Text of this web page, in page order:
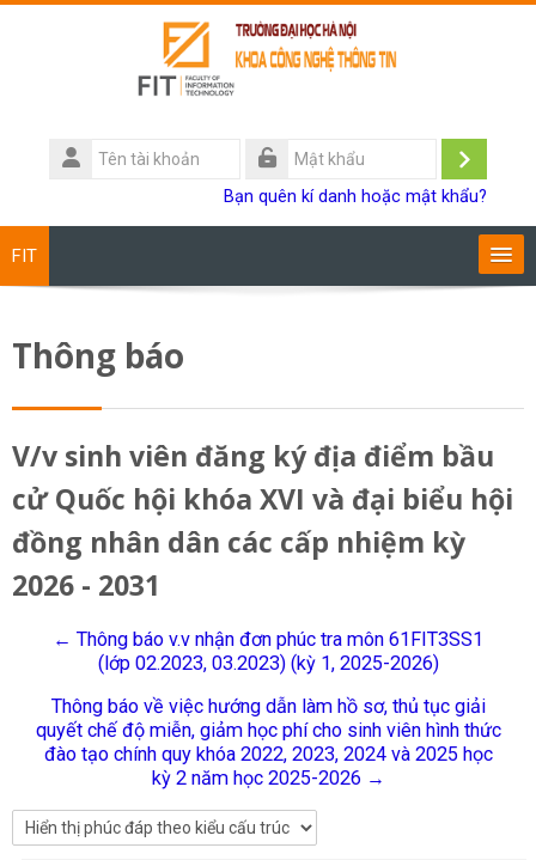
Tên
tài
Đăng
Bạn quên kí danh hoặc mật khẩu?
FIT
Giảng viên
Sinh viên
Research
Tiếng Việt
kiếm
khoá
Thông báo
V/v sinh viên đăng ký địa điểm bầu
cử Quốc hội khóa XVI và đại biểu hội
đồng nhân dân các cấp nhiệm kỳ
2026 - 2031
← Thông báo v.v nhận đơn phúc tra môn 61FIT3SS1
(lớp 02.2023, 03.2023) (kỳ 1, 2025-2026)
Thông báo về việc hướng dẫn làm hồ sơ, thủ tục giải
quyết chế độ miễn, giảm học phí cho sinh viên hình thức
đào tạo chính quy khóa 2022, 2023, 2024 và 2025 học
kỳ 2 năm học 2025-2026 →